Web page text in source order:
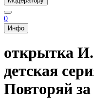
0
Инфо
открытка
детская
Повторяй